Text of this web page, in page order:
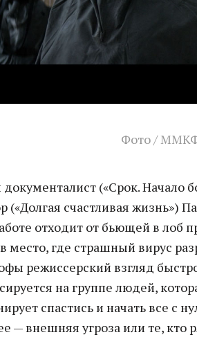
Фото /
(«Срок. Начало
(«Долгая счастливая жизнь»)
отходит от бьющей в лоб
место, где страшный вирус
режиссерский взгляд
на группе людей,
спастись и начать все с
— внешняя угроза или те, кто